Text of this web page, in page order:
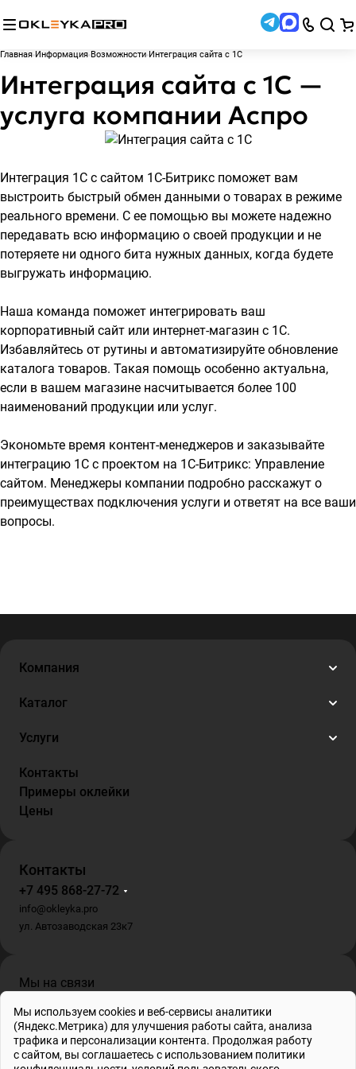
Главная Информация Возможности Интеграция сайта с 1С
Интеграция сайта с 1С —
услуга компании Аспро
Интеграция 1С с сайтом 1С-Битрикс поможет вам
выстроить быстрый обмен данными о товарах в режиме
реального времени. С ее помощью вы можете надежно
передавать всю информацию о своей продукции и не
потеряете ни одного бита нужных данных, когда будете
выгружать информацию.
Наша команда поможет интегрировать ваш
корпоративный сайт или интернет-магазин с 1С.
Избавляйтесь от рутины и автоматизируйте обновление
каталога товаров. Такая помощь особенно актуальна,
если в вашем магазине насчитывается более 100
наименований продукции или услуг.
Экономьте время контент-менеджеров и заказывайте
интеграцию 1С с проектом на 1С-Битрикс: Управление
сайтом. Менеджеры компании подробно расскажут о
преимуществах подключения услуги и ответят на все ваши
вопросы.
Компания
Каталог
Услуги
Контакты
Примеры оклейки
Цены
Контакты
+7 495 868-27-72
info@okleyka.pro
ул. Автозаводская 23к7
Мы на связи
ИП Гриб О.В. , ИНН 695001862778, ОГРНИП 317695200010804
Мы используем cookies и веб-сервисы аналитики
(Яндекс.Метрика) для улучшения работы сайта, анализа
трафика и персонализации контента. Продолжая работу
с сайтом, вы соглашаетесь с использованием политики